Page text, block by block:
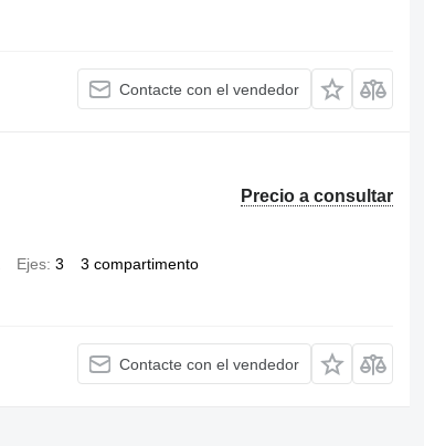
Contacte con el vendedor
Precio a consultar
Ejes 3 3 compartimento
Contacte con el vendedor